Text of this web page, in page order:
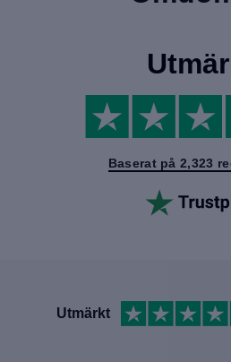
Baserat på 2,323
Utmärkt